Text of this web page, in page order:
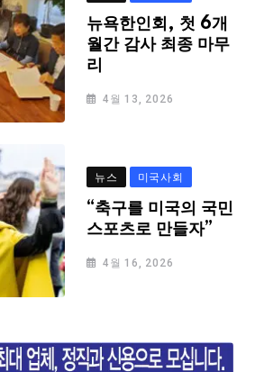
뉴욕한인회, 첫 6개
월간 감사 최종 마무
리
4월 13, 2026
뉴스 미국사회
“축구를 미국의 국민
스포츠로 만들자”
4월 16, 2026